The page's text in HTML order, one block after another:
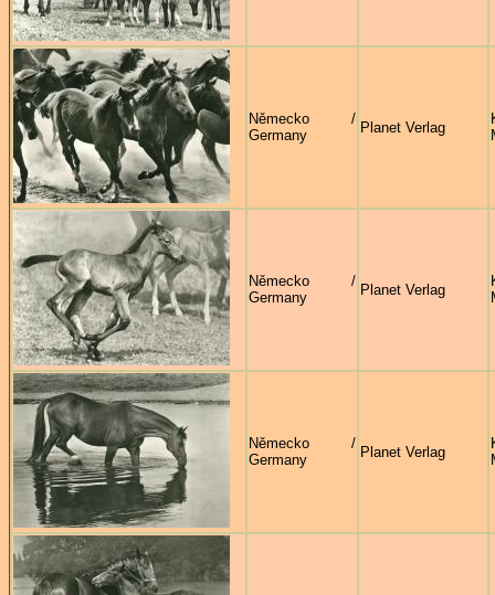
Německo /
Germany
Planet Verlag
Německo /
Germany
Planet Verlag
Německo /
Germany
Planet Verlag